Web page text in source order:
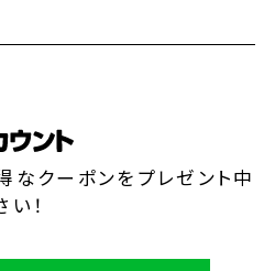
なクーポンをプレゼント中
！